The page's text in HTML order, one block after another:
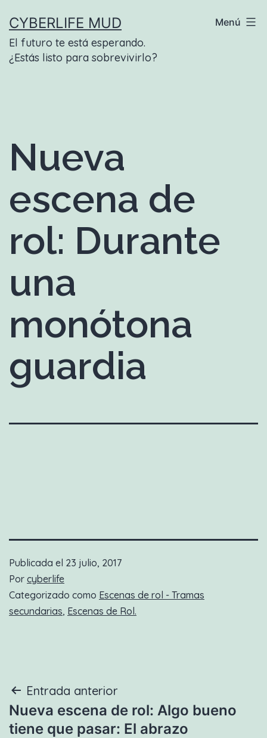
contenido
CYBERLIFE MUD
El futuro te está esperando.
¿Estás listo para sobrevivirlo?
Menú
Nueva
escena de
rol: Durante
una
monótona
guardia
Publicada el 23 julio, 2017
Por cyberlife
Categorizado como Escenas de rol - Tramas
secundarias, Escenas de Rol.
Navegación
de
Entrada anterior
Nueva escena de rol: Algo bueno
tiene que pasar: El abrazo